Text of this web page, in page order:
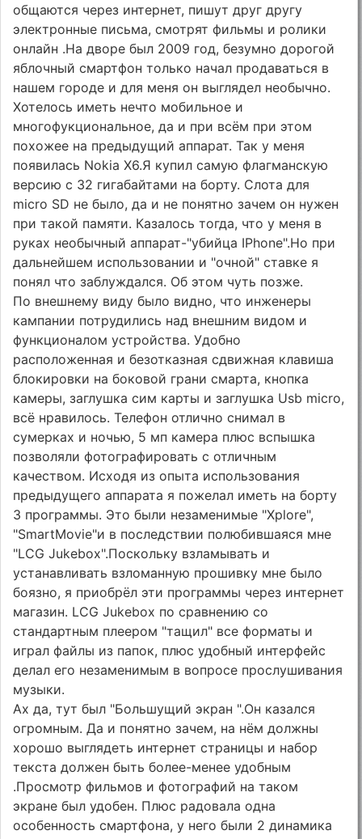
общаются через интернет, пишут друг другу
электронные письма, смотрят фильмы и ролики
онлайн .На дворе был 2009 год, безумно дорогой
яблочный смартфон только начал продаваться в
нашем городе и для меня он выглядел необычно.
Хотелось иметь нечто мобильное и
многофукциональное, да и при всём при этом
похожее на предыдущий аппарат. Так у меня
появилась Nokia X6.Я купил самую флагманскую
версию с 32 гигабайтами на борту. Слота для
micro SD не было, да и не понятно зачем он нужен
при такой памяти. Казалось тогда, что у меня в
руках необычный аппарат-"убийца IPhone".Но при
дальнейшем использовании и "очной" ставке я
понял что заблуждался. Об этом чуть позже.
По внешнему виду было видно, что инженеры
кампании потрудились над внешним видом и
функционалом устройства. Удобно
расположенная и безотказная сдвижная клавиша
блокировки на боковой грани смарта, кнопка
камеры, заглушка сим карты и заглушка Usb micro,
всё нравилось. Телефон отлично снимал в
сумерках и ночью, 5 мп камера плюс вспышка
позволяли фотографировать с отличным
качеством. Исходя из опыта использования
предыдущего аппарата я пожелал иметь на борту
3 программы. Это были незаменимые "Xplore",
"SmartMovie"и в последствии полюбившаяся мне
"LCG Jukebox".Поскольку взламывать и
устанавливать взломанную прошивку мне было
боязно, я приобрёл эти программы через интернет
магазин. LCG Jukebox по сравнению со
стандартным плеером "тащил" все форматы и
играл файлы из папок, плюс удобный интерфейс
делал его незаменимым в вопросе прослушивания
музыки.
Ах да, тут был "Большущий экран ".Он казался
огромным. Да и понятно зачем, на нём должны
хорошо выглядеть интернет страницы и набор
текста должен быть более-менее удобным
.Просмотр фильмов и фотографий на таком
экране был удобен. Плюс радовала одна
особенность смартфона, у него были 2 динамика